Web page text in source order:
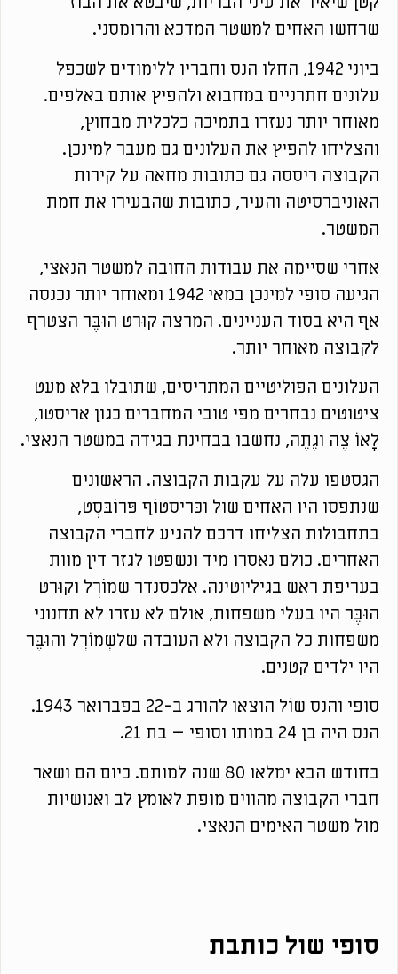
שרחשו האחים למשטר המדכא והרומסני.
ביוני 1942, החלו הנס וחבריו ללימודים לשכפל
עלונים חתרניים במחבוא ולהפיץ אותם באלפים.
מאוחר יותר נעזרו בתמיכה כלכלית מבחוץ,
והצליחו להפיץ את העלונים גם מעבר למינכן.
הקבוצה ריססה גם כתובות מחאה על קירות
האוניברסיטה והעיר, כתובות שהבעירו את חמת
המשטר.
אחרי שסיימה את עבודות החובה למשטר הנאצי,
הגיעה סופי למינכן במאי 1942 ומאוחר יותר נכנסה
אף היא בסוד העניינים. המרצה קוּרט הוּבֶּר הצטרף
לקבוצה מאוחר יותר.
העלונים הפוליטיים המתריסים, שתובלו בלא מעט
ציטוטים נבחרים מפי טובי המחברים כגון אריסטו,
לָאוֹ צֶה וגֶתֶה, נחשבו בבחינת בגידה במשטר הנאצי.
הגסטפו עלה על עקבות הקבוצה. הראשונים
שנתפסו היו האחים שול וכּריסטוֹף פּרוֹבּסְט,
בתחבולות הצליחו דרכם להגיע לחברי הקבוצה
האחרים. כולם נאסרו מיד ונשפטו לגזר דין מוות
בעריפת ראש בגיליוטינה. אלכסנדר שמוֹרְל וקוּרט
הוּבֶּר היו בעלי משפחות, אולם לא עזרו לא תחנוני
משפחות כל הקבוצה ולא העובדה שלשְמוֹרְל והוּבֶּר
היו ילדים קטנים.
סופי והנס שוֹל הוצאו להורג ב-22 בפברואר 1943.
הנס היה בן 24 במותו וסופי – בת 21.
בחודש הבא ימלאו 80 שנה למותם. כיום הם ושאר
חברי הקבוצה מהווים מופת לאומץ לב ואנושיות
מול משטר האימים הנאצי.
סופי שול כותבת